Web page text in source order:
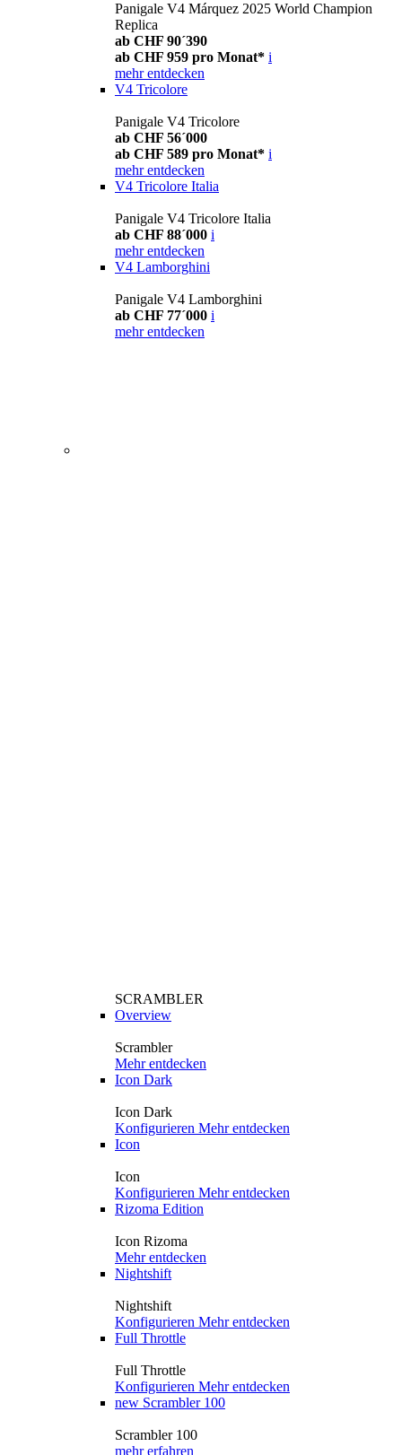
Panigale V4 Márquez 2025 World Champion
Replica
ab CHF 90´390
ab CHF 959 pro Monat* i
mehr entdecken
V4 Tricolore
Panigale V4 Tricolore
ab CHF 56´000
ab CHF 589 pro Monat* i
mehr entdecken
V4 Tricolore Italia
Panigale V4 Tricolore Italia
ab CHF 88´000 i
mehr entdecken
V4 Lamborghini
Panigale V4 Lamborghini
ab CHF 77´000 i
mehr entdecken
SCRAMBLER
Overview
Scrambler
Mehr entdecken
Icon Dark
Icon Dark
Konfigurieren Mehr entdecken
Icon
Icon
Konfigurieren Mehr entdecken
Rizoma Edition
Icon Rizoma
Mehr entdecken
Nightshift
Nightshift
Konfigurieren Mehr entdecken
Full Throttle
Full Throttle
Konfigurieren Mehr entdecken
new Scrambler 100
Scrambler 100
mehr erfahren